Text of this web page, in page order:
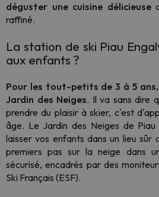
déguster une cuisine délicieuse
raffiné.
La station de ski Piau
aux enfants ?
Pour les tout-petits de 3 à 5 ans,
Jardin des Neiges. Il va sans dire
prendre du plaisir à skier, c'est
âge. Le Jardin des Neiges de
laisser vos enfants dans un lieu sûr
premiers pas sur la neige dans
sécurisé, encadrés par des
Ski Français (ESF).